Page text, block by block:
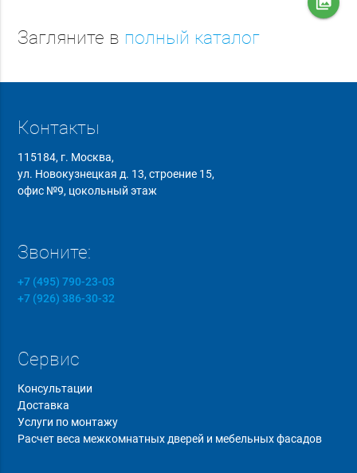
Загляните в полный каталог
Контакты
115184, г. Москва,
ул. Новокузнецкая д. 13, строение 15,
офис №9, цокольный этаж
Звоните:
+7 (495) 790-23-03
+7 (926) 386-30-32
Сервис
Консультации
Доставка
Услуги по монтажу
Расчет веса межкомнатных дверей и мебельных фасадов